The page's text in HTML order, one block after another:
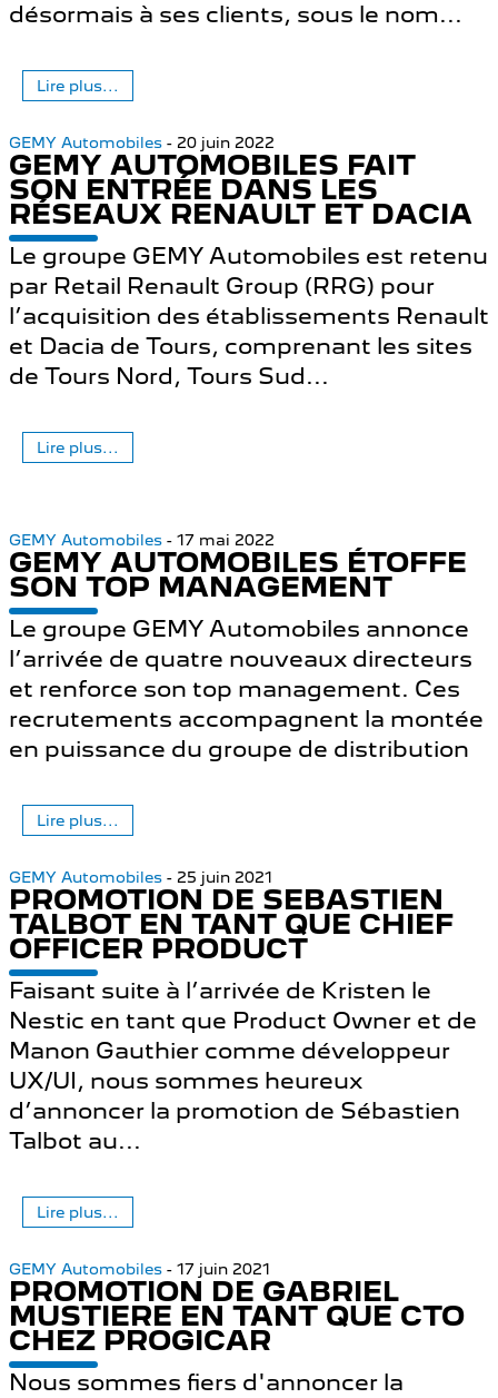
désormais à ses clients, sous le nom...
Lire plus...
GEMY Automobiles - 20 juin 2022
GEMY AUTOMOBILES FAIT
SON ENTRÉE DANS LES
RÉSEAUX RENAULT ET DACIA
Le groupe GEMY Automobiles est retenu
par Retail Renault Group (RRG) pour
l’acquisition des établissements Renault
et Dacia de Tours, comprenant les sites
de Tours Nord, Tours Sud...
Lire plus...
GEMY Automobiles - 17 mai 2022
GEMY AUTOMOBILES ÉTOFFE
SON TOP MANAGEMENT
Le groupe GEMY Automobiles annonce
l’arrivée de quatre nouveaux directeurs
et renforce son top management. Ces
recrutements accompagnent la montée
en puissance du groupe de distribution
Lire plus...
GEMY Automobiles - 25 juin 2021
PROMOTION DE SEBASTIEN
TALBOT EN TANT QUE CHIEF
OFFICER PRODUCT
Faisant suite à l’arrivée de Kristen le
Nestic en tant que Product Owner et de
Manon Gauthier comme développeur
UX/UI, nous sommes heureux
d’annoncer la promotion de Sébastien
Talbot au...
Lire plus...
GEMY Automobiles - 17 juin 2021
PROMOTION DE GABRIEL
MUSTIERE EN TANT QUE CTO
CHEZ PROGICAR
Nous sommes fiers d'annoncer la